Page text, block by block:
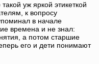
уж яркой этикеткой
к вопросу
в начале
времена и не знал:
а потом старшие
его и дети понимают